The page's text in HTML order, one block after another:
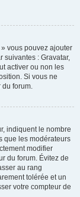
» vous pouvez ajouter
suivantes : Gravatar,
activer ou non les
Si vous ne
du forum.
indiquent le nombre
que les modérateurs
modifier
du forum. Évitez de
au rang
tolérée et un
votre compteur de